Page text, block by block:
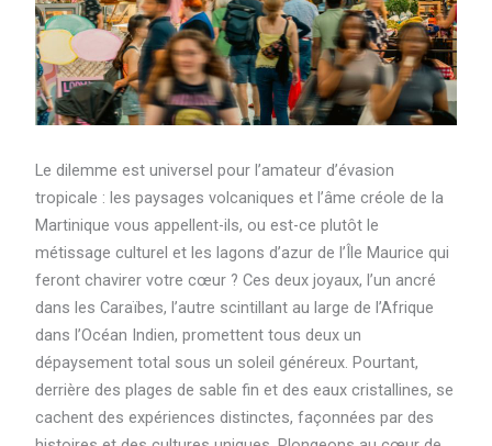
Le dilemme est universel pour l’amateur d’évasion
tropicale : les paysages volcaniques et l’âme créole de la
Martinique vous appellent-ils, ou est-ce plutôt le
métissage culturel et les lagons d’azur de l’Île Maurice qui
feront chavirer votre cœur ? Ces deux joyaux, l’un ancré
dans les Caraïbes, l’autre scintillant au large de l’Afrique
dans l’Océan Indien, promettent tous deux un
dépaysement total sous un soleil généreux. Pourtant,
derrière des plages de sable fin et des eaux cristallines, se
cachent des expériences distinctes, façonnées par des